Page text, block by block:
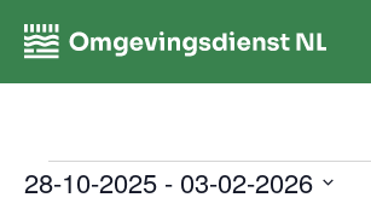
W
28-10-2025 - 03-02-2026